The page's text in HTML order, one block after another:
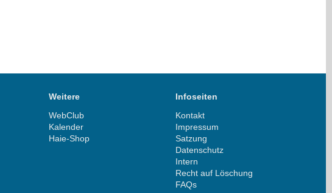
Weitere
WebClub
Kalender
Haie-Shop
Infoseiten
Kontakt
Impressum
Satzung
Datenschutz
Intern
Recht auf Löschung
FAQs